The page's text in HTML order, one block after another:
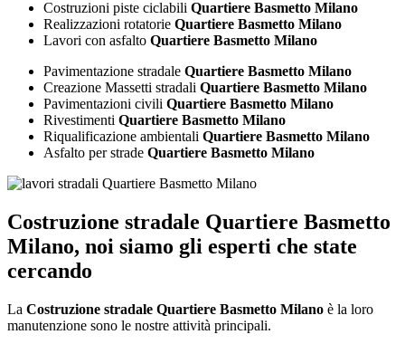
Costruzioni piste ciclabili Quartiere Basmetto Milano
Realizzazioni rotatorie Quartiere Basmetto Milano
Lavori con asfalto Quartiere Basmetto Milano
Pavimentazione stradale Quartiere Basmetto Milano
Creazione Massetti stradali Quartiere Basmetto Milano
Pavimentazioni civili Quartiere Basmetto Milano
Rivestimenti Quartiere Basmetto Milano
Riqualificazione ambientali Quartiere Basmetto Milano
Asfalto per strade Quartiere Basmetto Milano
Costruzione stradale Quartiere Basmetto
Milano, noi siamo gli esperti che state
cercando
La Costruzione stradale Quartiere Basmetto Milano è la loro
manutenzione sono le nostre attività principali.